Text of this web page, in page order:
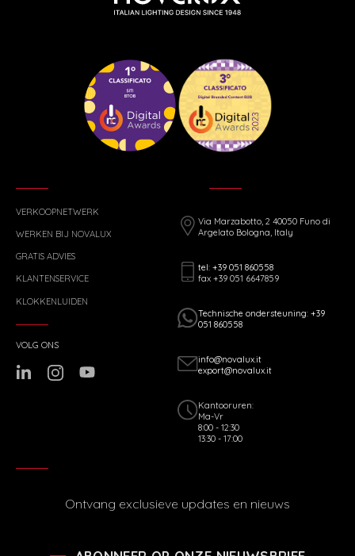
VERKOOPNETWERK
WERKEN BIJ NOVALUX
GRATIS ADVIES
KLANTENSERVICE
KLOKKENLUIDEN
Via Marzabotto, 2 40050 Funo di
Argelato Bologna, Italy
tel: +39 051 860558
fax +39 051 6647859
Technische ondersteuning: +39
051 860558
info@novalux.it
export@novalux.it
Kantooruren:
Ma-Vr
8:00 - 12:30
13:30 - 17:00
VOLG ONS
Ontvang exclusieve updates en nieuws